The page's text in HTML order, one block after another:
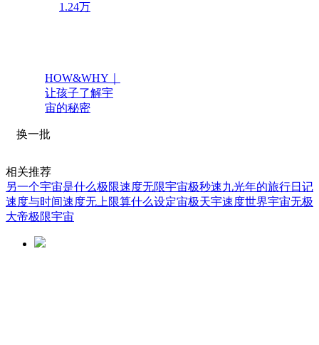
1.24万
HOW&WHY｜
让孩子了解宇
宙的秘密
换一批
相关推荐
另一个宇宙是什么极限速度无限宇宙极秒速九光年的旅行日记
速度与时间速度无上限算什么设定宙极天宇速度世界宇宙无极
大帝极限宇宙